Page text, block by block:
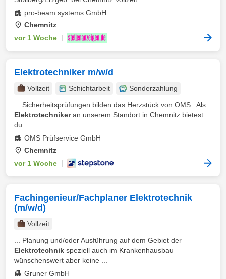
pro-beam systems GmbH
Chemnitz
vor 1 Woche
Elektrotechniker m/w/d
Vollzeit Schichtarbeit
Sonderzahlung
... Sicherheitsprüfungen bilden das Herzstück von OMS . Als
Elektrotechnikeran unserem Standort in Chemnitz bietest
du ...
OMS Prüfservice GmbH
Chemnitz
vor 1 Woche
Fachingenieur/Fachplaner Elektrotechnik
(m/w/d)
Vollzeit
... Planung und/oder Ausführung auf dem Gebiet der
Elektrotechnik speziell auch im Krankenhausbau
wünschenswert aber keine ...
Gruner GmbH